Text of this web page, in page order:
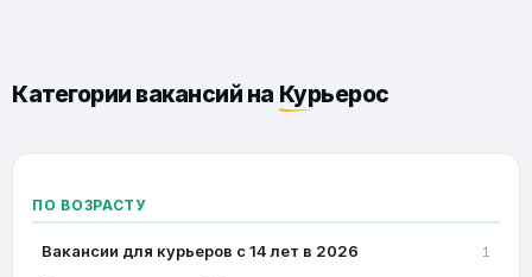
Категории вакансий на Курьерос
ПО ВОЗРАСТУ
Вакансии для курьеров с 14 лет в 2026 1